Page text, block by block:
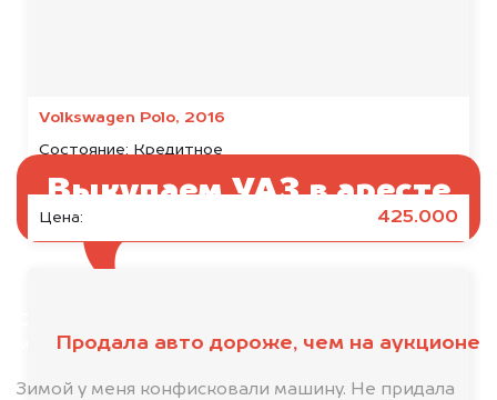
Volkswagen Polo, 2016
Состояние: Кредитное
Цена: 425.000
Продала авто дороже, чем на аукционе
Зимой у меня конфисковали машину. Не придала
Выкупаем УАЗ в аресте
минуту эксперт-оценщик назовёт сумму.
1. Сфотографируйте машину: